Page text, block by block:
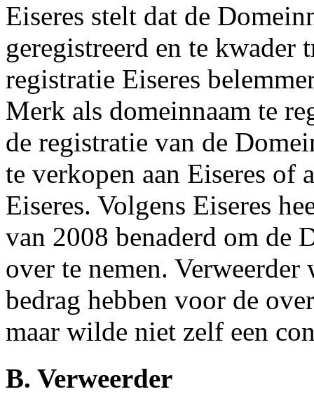
Eiseres stelt dat de
geregistreerd en te
registratie Eiseres
Merk als domeinnaam te
de registratie van de
te verkopen aan Eiseres of
Eiseres. Volgens Eiseres
van 2008 benaderd om de
over te nemen. Verweerder
bedrag hebben voor de
maar wilde niet zelf een
B. Verweerder